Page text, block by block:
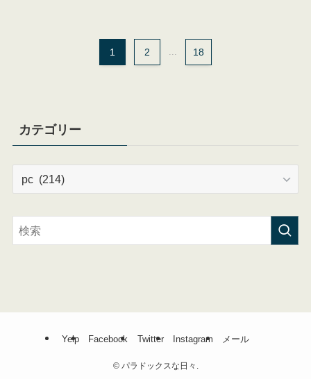
1 2 18
カテゴリー
テ
リ
ー
Yelp Facebook Twitter Instagram メール
©パラドックスな日々.